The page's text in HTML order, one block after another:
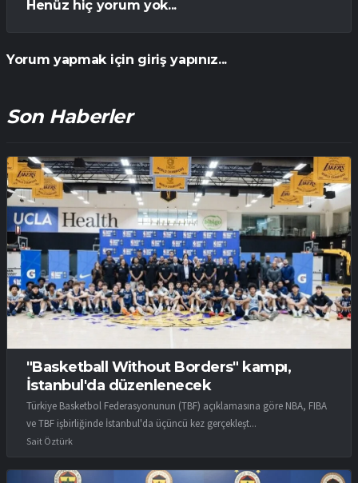
Henüz hiç yorum yok...
Yorum yapmak için giriş yapınız...
Son Haberler
"Basketball Without Borders" kampı,
İstanbul'da düzenlenecek
Türkiye Basketbol Federasyonunun (TBF) açıklamasına göre NBA, FIBA
ve TBF işbirliğinde İstanbul'da üçüncü kez gerçekleşt...
Sait Öztürk